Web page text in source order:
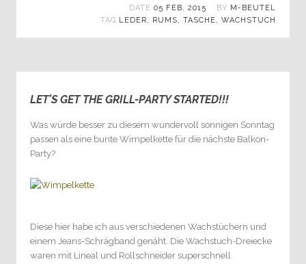
DATE 05 FEB. 2015 BY M-BEUTEL
TAG LEDER, RUMS, TASCHE, WACHSTUCH
LET’S GET THE GRILL-PARTY STARTED!!!
Was würde besser zu diesem wundervoll sonnigen Sonntag
passen als eine bunte Wimpelkette für die nächste Balkon-
Party?
Diese hier habe ich aus verschiedenen Wachstüchern und
einem Jeans-Schrägband genäht. Die Wachstuch-Dreiecke
waren mit Lineal und Rollschneider superschnell